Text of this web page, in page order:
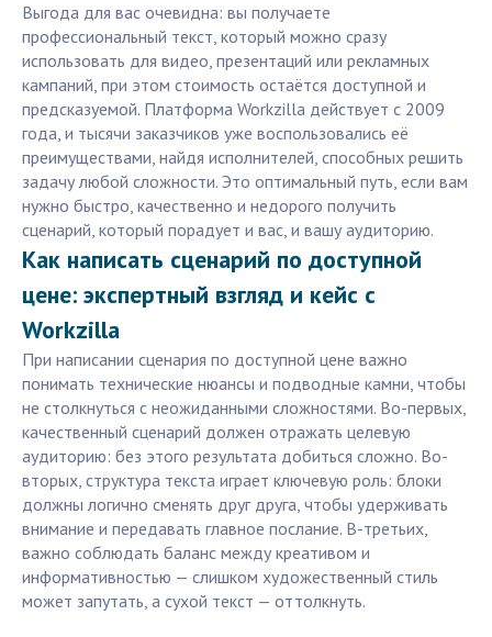
Выгода для вас очевидна: вы получаете
профессиональный текст, который можно сразу
использовать для видео, презентаций или рекламных
кампаний, при этом стоимость остаётся доступной и
предсказуемой. Платформа Workzilla действует с 2009
года, и тысячи заказчиков уже воспользовались её
преимуществами, найдя исполнителей, способных решить
задачу любой сложности. Это оптимальный путь, если вам
нужно быстро, качественно и недорого получить
сценарий, который порадует и вас, и вашу аудиторию.
Как написать сценарий по доступной
цене: экспертный взгляд и кейс с
Workzilla
При написании сценария по доступной цене важно
понимать технические нюансы и подводные камни, чтобы
не столкнуться с неожиданными сложностями. Во-первых,
качественный сценарий должен отражать целевую
аудиторию: без этого результата добиться сложно. Во-
вторых, структура текста играет ключевую роль: блоки
должны логично сменять друг друга, чтобы удерживать
внимание и передавать главное послание. В-третьих,
важно соблюдать баланс между креативом и
информативностью — слишком художественный стиль
может запутать, а сухой текст — оттолкнуть.